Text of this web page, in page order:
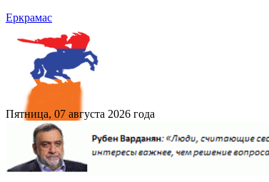
Еркрамас
Пятница, 07 августа 2026 года